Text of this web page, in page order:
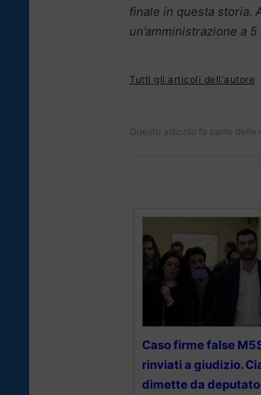
finale in questa storia.
un’amministrazione a 5
Tutti gli articoli dell'autore
Questo articolo fa parte delle
Caso firme false
rinviati a giudizio.
dimette da deputato